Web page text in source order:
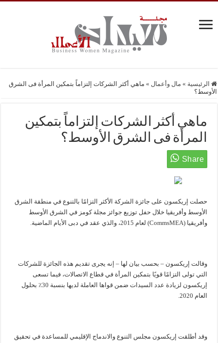
الرئيسية » مال وأعمال » ماهي أكثر الشركات إلتزاماً بتمكين المرأة فى الشرق
الأوسط؟
ماهي أكثر الشركات إلتزاماً بتمكين
المرأة فى الشرق الأوسط؟
حصلت إريكسون على جائزة الشركة الأكثر التزامًا بالتنوع في منطقة الشرق
الأوسط وأفريقيا خلال حفل توزيع جوائز مجلة كومز في الشرق الأوسط
وأفريقيا (CommsMEA) لعام 2015، والذي عقد في دبى الأيام الماضية.
وقالت إريكسون – بحسب بيان لها – إنه يجرى تقديم هذه الجائزة للشركات
التي تولى التزامًا قويًا بتمكين المرأة في قطاع الاتصالات، فيما تسعى
إريكسون لزيادة عدد السيدات ضمن قواها العاملة لديها بنسبة 30٪ بحلول
العام 2020.
وقد أطلقت إريكسون مجلس التنوع والاندماج الإقليمي للمساعدة في تحقيق